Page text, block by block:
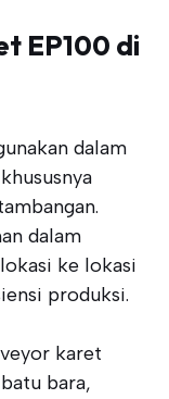
EP100 di
dalam
dalam
ke lokasi
produksi.
karet
bara,